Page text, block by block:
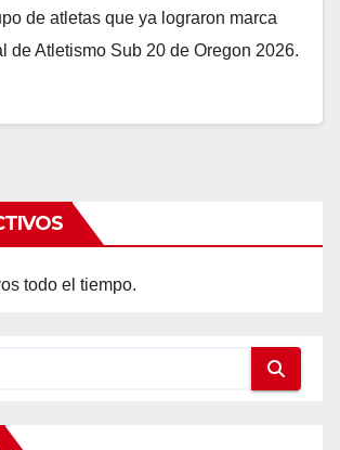
de atletas que ya lograron marca
de Atletismo Sub 20 de Oregon 2026.
todo el tiempo.